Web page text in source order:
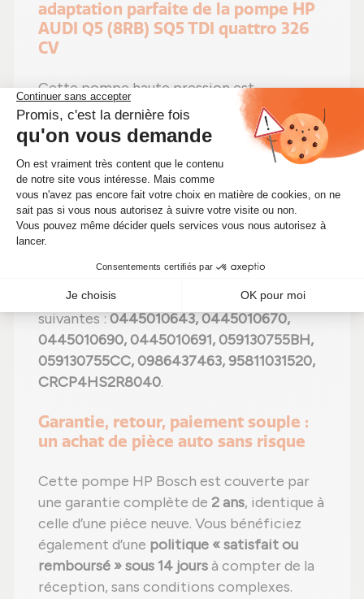
adaptation parfaite de la pompe HP
AUDI Q5 (8RB) SQ5 TDI quattro 326
CV
Cette pompe haute pression est
compatible avec tous les véhicules AUDI
Q5 (8RB) équipés du moteur Diesel SQ5 TDI
2967 cm3. Elle
est prévue pour les motorisations portant
lescodes moteurs suivants : CVUA, CGQB,
CVUC, CVUB, assurant une adaptation sans
modification à votre véhicule.
Le modèle 0445010691 CP4 est 100 %
conforme aux références constructeur
suivantes : 0445010643, 0445010670,
0445010690, 0445010691, 059130755BH,
059130755CC, 0986437463, 95811031520,
CRCP4HS2R8040.
Garantie, retour, paiement souple :
un achat de pièce auto sans risque
Cette pompe HP Bosch est couverte par
une garantie complète de 2 ans, identique à
celle d’une pièce neuve. Vous bénéficiez
également d’une politique « satisfait ou
remboursé » sous 14 joursà compter de la
réception, sans conditions complexes.